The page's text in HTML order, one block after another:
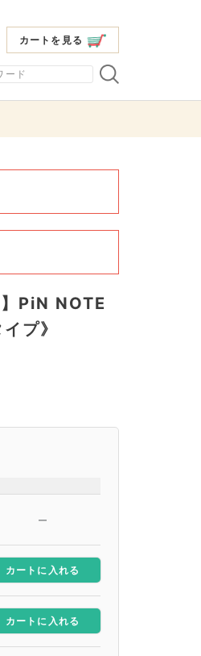
カートを見る
PiN NOTE
プ》
—
カートに入れる
カートに入れる